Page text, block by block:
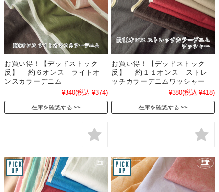
お買い得！【デッドストック
反】 約６オンス ライトオ
ンスカラーデニム
¥340(税込 ¥374)
在庫を確認する
お買い得！【デッドストック
反】 約１１オンス ストレ
ッチカラーデニムワッシャー
¥380(税込 ¥418)
在庫を確認する